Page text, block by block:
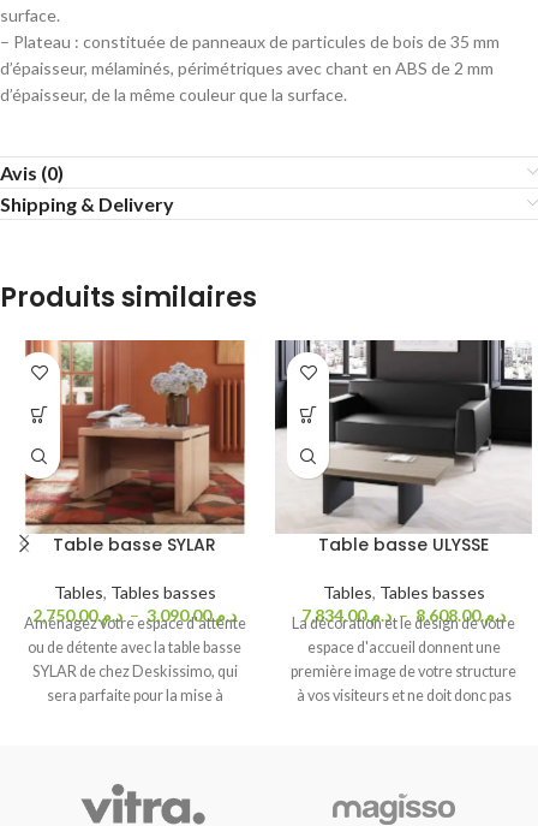
surface.
– Plateau : constituée de panneaux de particules de bois de 35 mm
d’épaisseur, mélaminés, périmétriques avec chant en ABS de 2 mm
d’épaisseur, de la même couleur que la surface.
Avis (0)
Shipping & Delivery
Produits similaires
Table basse SYLAR
Tables, Tables basses
د.م.2,750.00 – د.م.3,090.00
Aménagez votre espace d'attente
ou de détente avec la table basse
SYLAR de chez Deskissimo, qui
sera parfaite pour la mise à
patients ou collaborateurs de
patienter dans de bonnes
Table basse ULYSSE
Tables, Tables basses
د.م.7,834.00 – د.م.8,608.00
La décoration et le design de votre
espace d'accueil donnent une
première image de votre structure
à vos visiteurs et ne doit donc pas
entreprise grâce à son
moderne etrobustemis en avant